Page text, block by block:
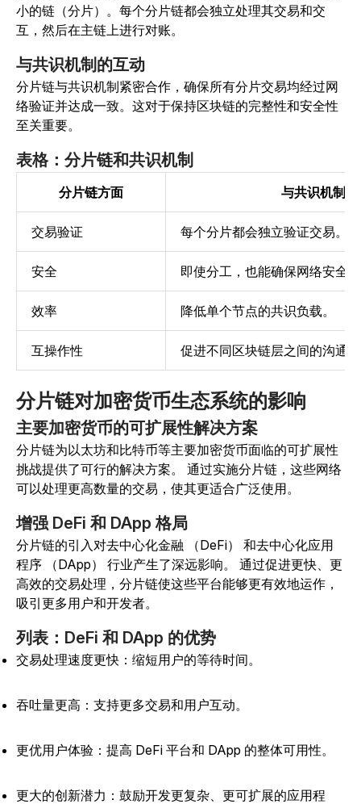
小的链（分片）。每个分片链都会独立处理其交易和交
互，然后在主链上进行对账。
与共识机制的互动
分片链与共识机制紧密合作，确保所有分片交易均经过网
络验证并达成一致。 这对于保持区块链的完整性和安全性
至关重要。
表格：分片链和共识机制
分片链方面 与共识机制
交易验证 每个分片都会独立验证交易。
安全 即使分工，也能确保网络安全。
效率 降低单个节点的共识负载。
互操作性 促进不同区块链层之间的沟通。
分片链对加密货币生态系统的影响
主要加密货币的可扩展性解决方案
分片链为以太坊和比特币等主要加密货币面临的可扩展性
挑战提供了可行的解决方案。
通过实施分片链，这些网络
可以处理更高数量的交易，使其更适合广泛使用。
增强 DeFi 和 DApp 格局
分片链的引入对去中心化金融 （DeFi） 和去中心化应用
程序 （DApp） 行业产生了深远影响。
通过促进更快、更
高效的交易处理，分片链使这些平台能够更有效地运作，
吸引更多用户和开发者。
列表：DeFi 和 DApp 的优势
交易处理速度更快：缩短用户的等待时间。
吞吐量更高：支持更多交易和用户互动。
更优用户体验：提高 DeFi 平台和 DApp 的整体可用性。
更大的创新潜力：鼓励开发更复杂、更可扩展的应用程